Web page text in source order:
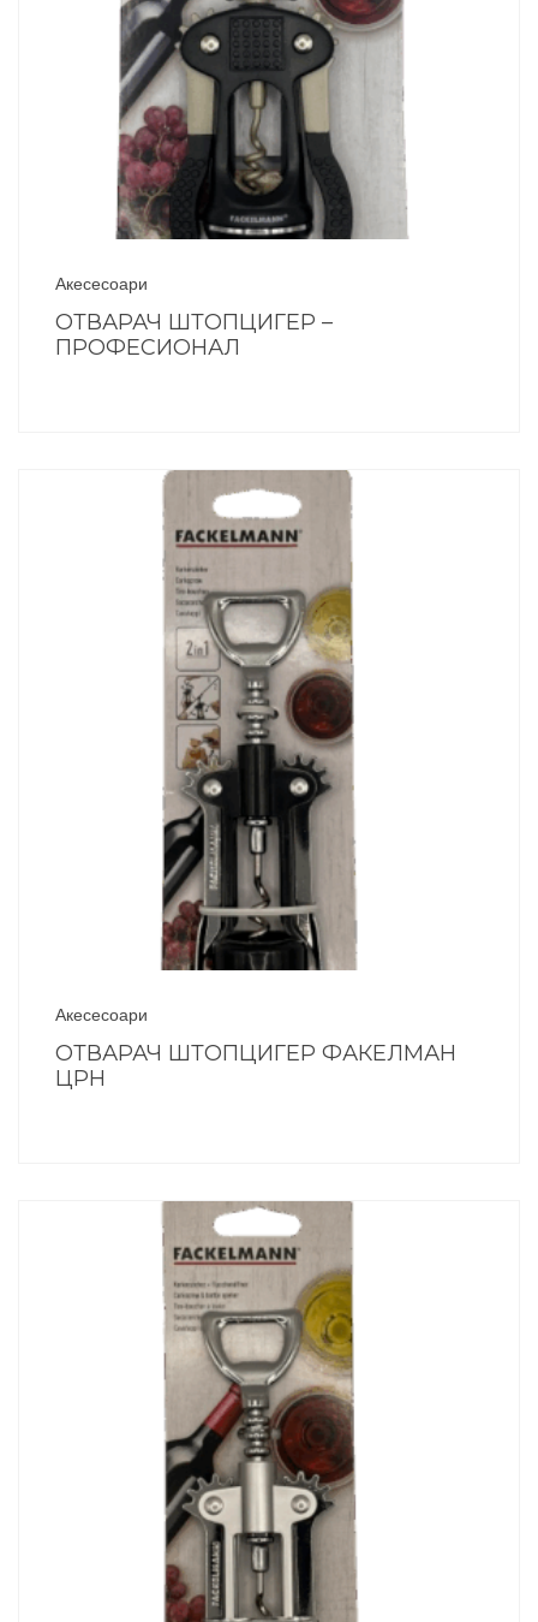
Акесесоари
ОТВАРАЧ ШТОПЦИГЕР –
ПРОФЕСИОНАЛ
Акесесоари
ОТВАРАЧ ШТОПЦИГЕР ФАКЕЛМАН
ЦРН